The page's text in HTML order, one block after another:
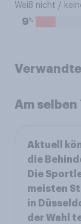
Weiß nicht /
9%
Am
Aktuell
die
Die
meisten
in
der Wahl